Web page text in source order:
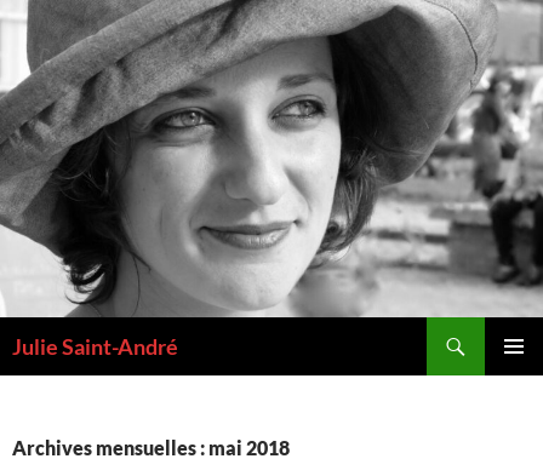
Aller
contenu
Julie Saint-André
Archives mensuelles : mai 2018